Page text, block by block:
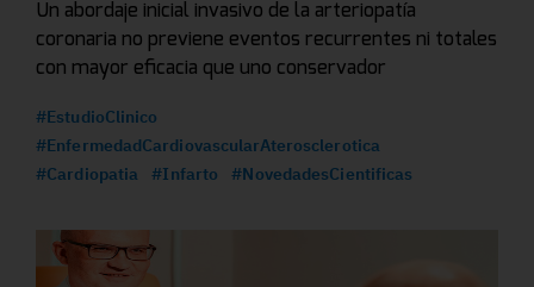
Un abordaje inicial invasivo de la arteriopatía
coronaria no previene eventos recurrentes ni totales
con mayor eficacia que uno conservador
#EstudioClinico
#EnfermedadCardiovascularAterosclerotica
#Cardiopatia
#Infarto #NovedadesCientificas